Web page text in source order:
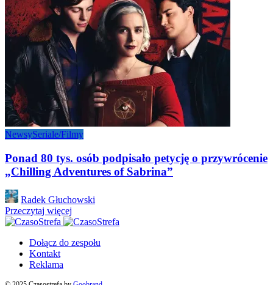
NewsySeriale/Filmy
Ponad 80 tys. osób podpisało petycję o przywrócenie
„Chilling Adventures of Sabrina”
Posted
by
Radek Głuchowski
Przeczytaj więcej
Dołącz do zespołu
Kontakt
Reklama